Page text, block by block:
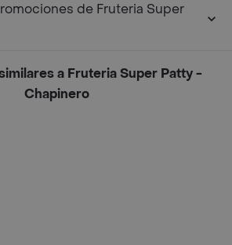
de Fruteria Super
a Fruteria Super Patty -
Chapinero